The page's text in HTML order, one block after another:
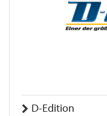
D-Edition